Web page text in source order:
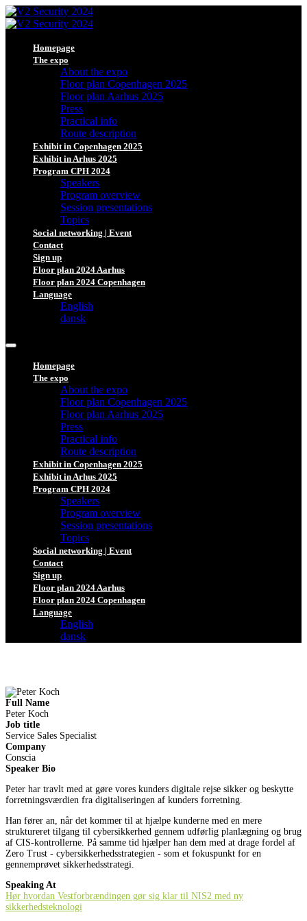
Homepage
The expo
About the expo
Floor plan Copenhagen 2025
Floor plan Aarhus 2025
Press
Practical info
Route description
Exhibit in Copenhagen 2025
Exhibit in Arhus 2025
Program CPH 2024
Speakers
Program overview
Session presentations
Topics
Social networking | Event
Contact
Sign up
Floor plan 2024 Aarhus
Floor plan 2024 Copenhagen
Language
English
dansk
Homepage
The expo
About the expo
Floor plan Copenhagen 2025
Floor plan Aarhus 2025
Press
Practical info
Route description
Exhibit in Copenhagen 2025
Exhibit in Arhus 2025
Program CPH 2024
Speakers
Program overview
Session presentations
Topics
Social networking | Event
Contact
Sign up
Floor plan 2024 Aarhus
Floor plan 2024 Copenhagen
Language
English
dansk
Full Name
Peter Koch
Job title
Service Sales Specialist
Company
Conscia
Speaker Bio
Peter har travlt med at gøre vores kunders digitale rejse sikker og beskytte
forretningsværdien fra digitaliseringen af kunders forretning.
Han fører an, når det kommer til at hjælpe kunderne med en mere
struktureret tilgang til cybersikkerhed gennem udførlig planlægning og brug
af CIS-kontrollerne. På samme tid hjælper han dem med at drage fordel af
Zero Trust - cybersikkerhedsstrategien - som et fokuspunkt for en
gennemprøvet sikkerhedsstrategi.
Speaking At
Hør hvordan Vestforbrændingen gør sig klar til NIS2 med ny
sikkerhedsteknologi